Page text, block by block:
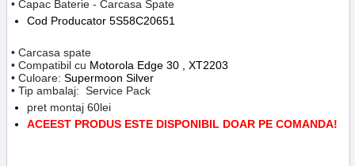
• Capac Baterie - Carcasa Spate
Cod Producator 5S58C20651
• Carcasa spate
• Compatibil cu Motorola Edge 30 , XT2203
• Culoare: Supermoon Silver
• Tip ambalaj: Service Pack
pret montaj 60lei
ACEEST PRODUS ESTE DISPONIBIL DOAR PE COMANDA!